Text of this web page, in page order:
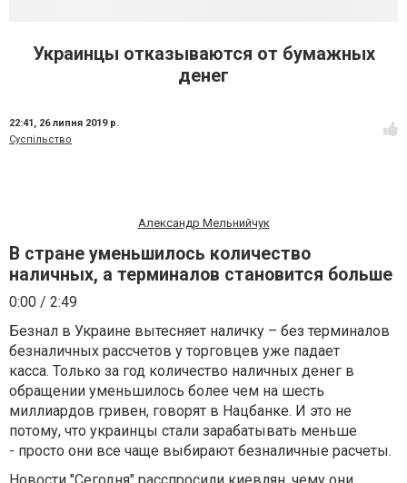
Украинцы отказываются от бумажных
денег
22:41, 26 липня 2019 р.
Суспільство
Александр Мельнийчук
В стране уменьшилось количество
наличных, а терминалов становится больше
0:00 / 2:49
Безнал в Украине вытесняет наличку – без терминалов
безналичных рассчетов у торговцев уже падает
касса. Только за год количество наличных денег в
обращении уменьшилось более чем на шесть
миллиардов гривен, говорят в Нацбанке. И это не
потому, что украинцы стали зарабатывать меньше
- просто они все чаще выбирают безналичные расчеты.